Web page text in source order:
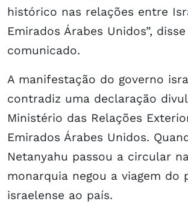
histórico nas relações entre
Emirados Árabes Unidos”,
comunicado.
A manifestação do governo
contradiz uma declaração
Ministério das Relações
Emirados Árabes Unidos.
Netanyahu passou a circular
monarquia negou a viagem do
israelense ao país.